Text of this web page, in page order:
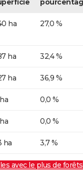
ha 27,0 %
ha 32,4 %
ha 36,9 %
0,0 %
0,0 %
ha 3,7 %
avec le plus de forêts